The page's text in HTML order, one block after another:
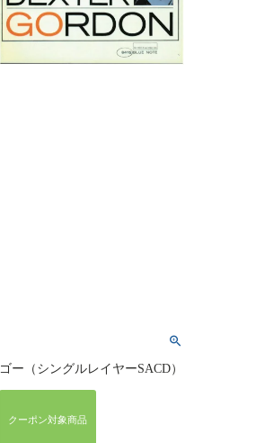
ゴー（シングルレイヤーSACD）
クーポン対象商品